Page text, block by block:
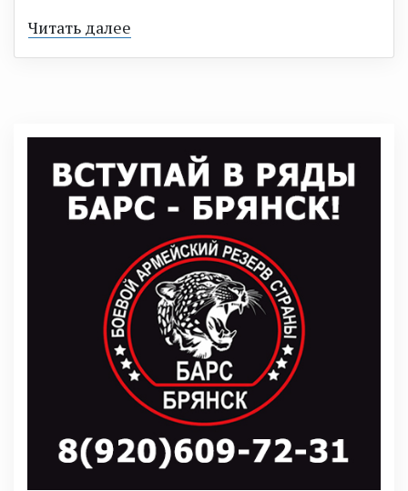
Читать далее